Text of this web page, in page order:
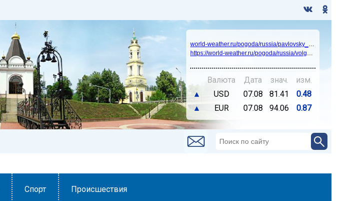
world-weather.ru/pogoda/russia/pavlovsky_posad/14days/
https://world-weather.ru/pogoda/russia/volgograd/
Валюта Дата знач.
изм.
▲
USD 07.08 81.41
0.48
▲
EUR 07.08 94.06 0.87
Спорт Происшествия